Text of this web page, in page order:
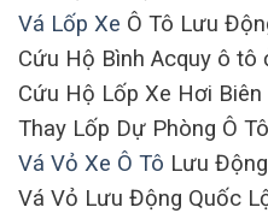
Vá Lốp Xe Ô Tô Lưu
Cứu Hộ Bình Acquy ô tô
Cứu Hộ Lốp Xe Hơi Biên
Thay Lốp Dự Phòng Ô Tô
Vá Vỏ Xe Ô Tô Lưu Động
Vá Vỏ Lưu Động Quốc